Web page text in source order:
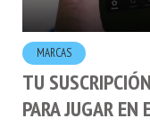
MARCAS
TU
PARA JUGAR
26.JULIO.2021